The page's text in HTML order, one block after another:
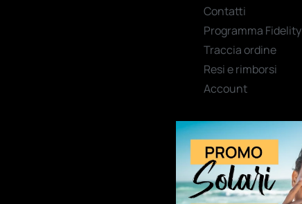
Contatti
Programma Fidelity
Traccia ordine
Resi e rimborsi
Account